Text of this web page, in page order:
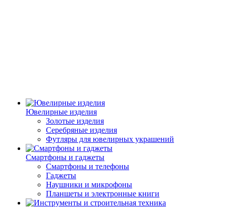
Ювелирные изделия
Золотые изделия
Серебряные изделия
Футляры для ювелирных украшений
Смартфоны и гаджеты
Смартфоны и телефоны
Гаджеты
Наушники и микрофоны
Планшеты и электронные книги